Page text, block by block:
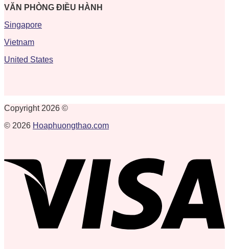
VĂN PHÒNG ĐIỀU HÀNH
Singapore
Vietnam
United States
Copyright 2026 ©
© 2026 Hoaphuongthao.com